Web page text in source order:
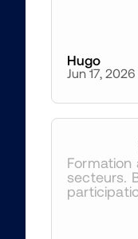
Hugo
Jun 17, 2026
Formation
secteurs.